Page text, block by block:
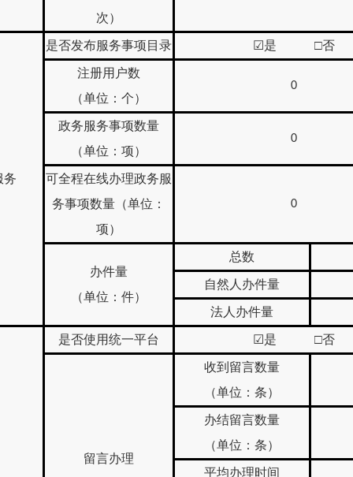
次）
务
是否发布服务事项目录 ☑是 □否
注册用户数
（单位：个）
0
政务服务事项数量
（单位：项）
0
可全程在线办理政务服
务事项数量（单位：
项）
0
办件量
（单位：件）
总数
自然人办件量
法人办件量
是否使用统一平台 ☑是 □否
留言办理
收到留言数量
（单位：条）
办结留言数量
（单位：条）
平均办理时间